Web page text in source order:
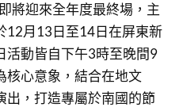
將迎來全年度最終場，主
12月13日至14日在屏東新
活動皆自下午3時至晚間9
核心意象，結合在地文
出，打造專屬於南國的節